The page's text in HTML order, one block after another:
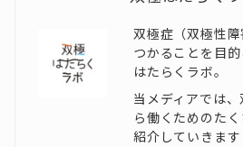
双極症（双極性
つかることを目
はたらくラボ。
当メディアでは
ら働くためのた
紹介していきます